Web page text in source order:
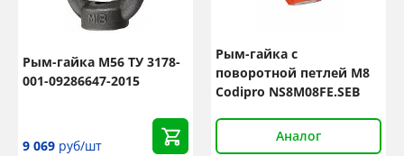
Рым-гайка М56 ТУ 3178-
001-09286647-2015
9 069 руб/шт
Рым-гайка с
поворотной петлей М8
Codipro NS8M08FE.SEB
Аналог